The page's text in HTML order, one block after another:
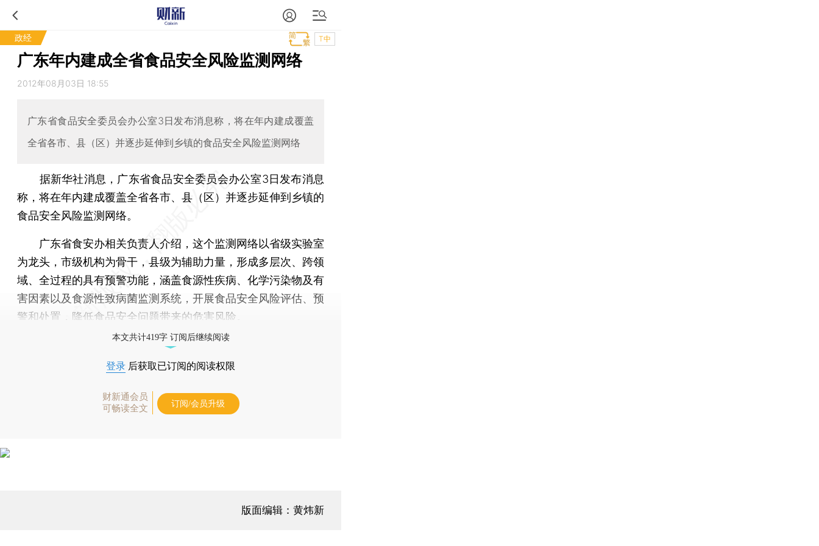
政经 T中
广东年内建成全省食品安全风险监测网络
2012年08月03日 18:55
广东省食品安全委员会办公室3日发布消息称，将在年内建成覆盖
全省各市、县（区）并逐步延伸到乡镇的食品安全风险监测网络
据新华社消息，广东省食品安全委员会办公室3日发布消息
称，将在年内建成覆盖全省各市、县（区）并逐步延伸到乡镇的
食品安全风险监测网络。
广东省食安办相关负责人介绍，这个监测网络以省级实验室
为龙头，市级机构为骨干，县级为辅助力量，形成多层次、跨领
域、全过程的具有预警功能，涵盖食源性疾病、化学污染物及有
害因素以及食源性致病菌监测系统，开展食品安全风险评估、预
警和处置，降低食品安全问题带来的危害风险。
本文共计419字 订阅后继续阅读
登录 后获取已订阅的阅读权限
财新通会员
可畅读全文
订阅/会员升级
版面编辑：黄炜新